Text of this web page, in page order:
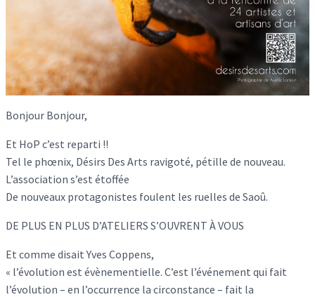
Bonjour Bonjour,
Et HoP c’est reparti !!
Tel le phœnix, Désirs Des Arts ravigoté, pétille de nouveau.
L’association s’est étoffée
De nouveaux protagonistes foulent les ruelles de Saoû.
DE PLUS EN PLUS D’ATELIERS S’OUVRENT À VOUS
Et comme disait Yves Coppens,
« l’évolution est évènementielle. C’est l’événement qui fait
l’évolution – en l’occurrence la circonstance – fait la